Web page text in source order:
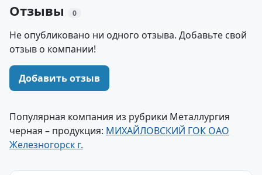
Отзывы 0
Не опубликовано ни одного отзыва. Добавьте свой
отзыв о компании!
Добавить отзыв
Популярная компания из рубрики Металлургия
черная – продукция: МИХАЙЛОВСКИЙ ГОК ОАО
Железногорск г.